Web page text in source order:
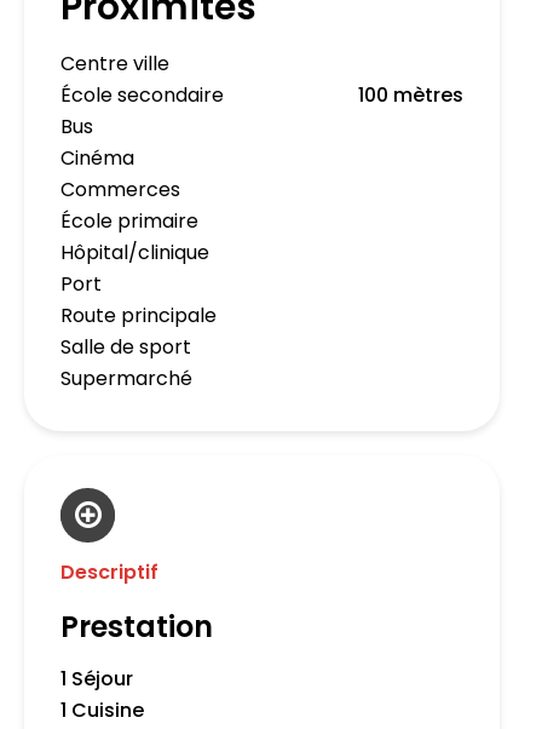
Centre ville
École secondaire
100 mètres
Bus
Cinéma
Commerces
École primaire
Hôpital/clinique
Port
Route principale
Salle de sport
Supermarché
Descriptif
Prestation
1 Séjour
1 Cuisine